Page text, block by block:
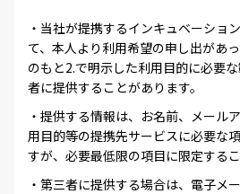
・当社が提携するインキュベーショ
て、本人より利用希望の申し出があ
のもと2.で明示した利用目的に必要
者に提供することがあります。
・提供する情報は、お名前、メール
用目的等の提携先サービスに必要な
すが、必要最低限の項目に限定するこ
・第三者に提供する場合は、電子メ